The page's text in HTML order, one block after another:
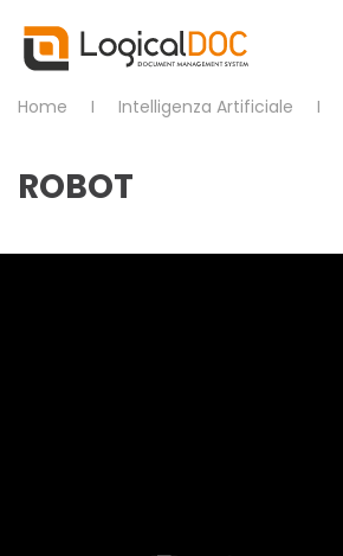
Skip to main content
Home Intelligenza Artificiale
ROBOT